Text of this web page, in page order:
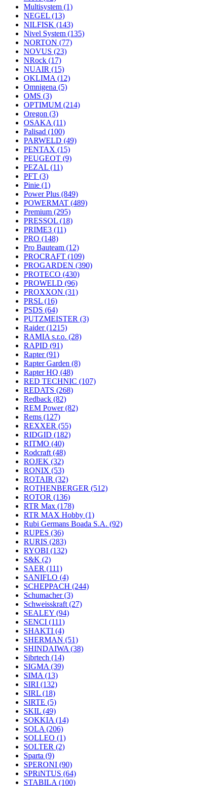
Multisystem (1)
NEGEL (13)
NILFISK (143)
Nivel System (135)
NORTON (77)
NOVUS (23)
NRock (17)
NUAIR (15)
OKLIMA (12)
Omnigena (5)
OMS (3)
OPTIMUM (214)
Oregon (3)
OSAKA (11)
Palisad (100)
PARWELD (49)
PENTAX (15)
PEUGEOT (9)
PEZAL (11)
PFT (3)
Pinie (1)
Power Plus (849)
POWERMAT (489)
Premium (295)
PRESSOL (18)
PRIME3 (11)
PRO (148)
Pro Bauteam (12)
PROCRAFT (109)
PROGARDEN (390)
PROTECO (430)
PROWELD (96)
PROXXON (31)
PRSL (16)
PSDS (64)
PUTZMEISTER (3)
Raider(1215)
RAMIA s.r.o. (28)
RAPID (91)
Rapter(91)
Rapter Garden (8)
Rapter HQ (48)
RED TECHNIC (107)
REDATS (268)
Redback (82)
REM Power(82)
Rems (127)
REXXER (55)
RIDGID (182)
RITMO (40)
Rodcraft (48)
ROJEK (32)
RONIX (53)
ROTAIR (32)
ROTHENBERGER (512)
ROTOR (136)
RTR Max (178)
RTR MAX Hobby (1)
Rubi Germans Boada S.A. (92)
RUPES (36)
RURIS (283)
RYOBI (132)
S&K (2)
SAER (111)
SANIFLO (4)
SCHEPPACH (244)
Schumacher(3)
Schweisskraft (27)
SEALEY (94)
SENCI (111)
SHAKTI (4)
SHERMAN (51)
SHINDAIWA (38)
Sibrtech (14)
SIGMA (39)
SIMA (13)
SIRI (132)
SIRL (18)
SIRTE (5)
SKIL (49)
SOKKIA (14)
SOLA (206)
SOLLEO (1)
SOLTER (2)
Sparta (9)
SPERONI (90)
SPRiNTUS (64)
STABILA (100)